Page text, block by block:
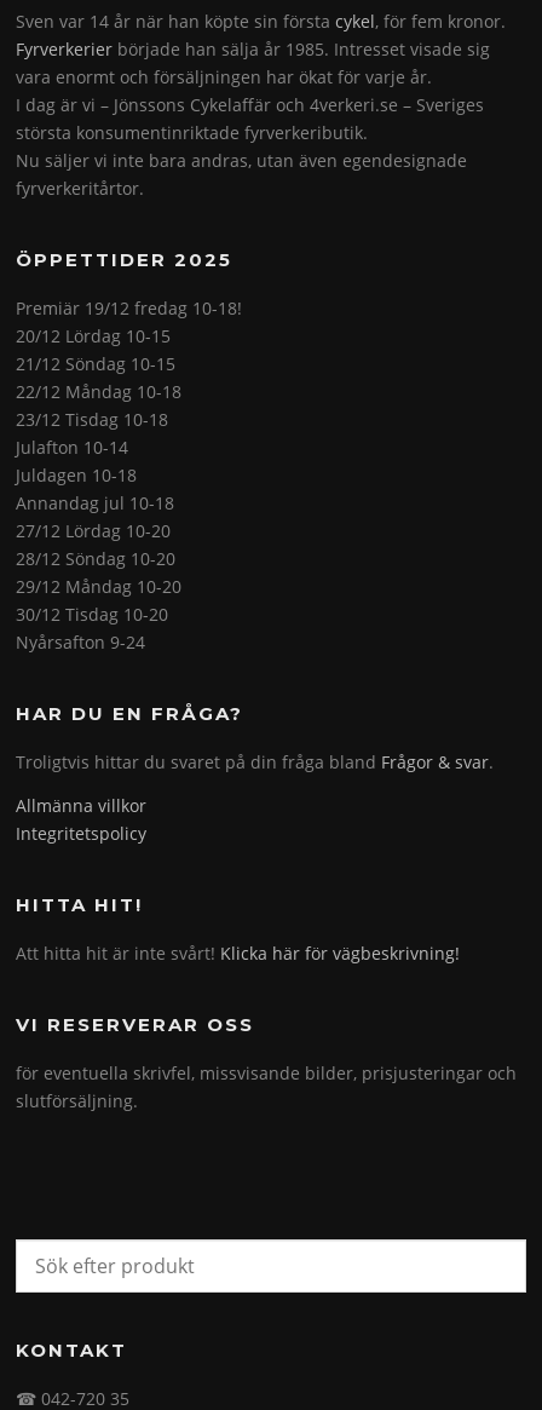
Sven var 14 år när han köpte sin förstacykel, för fem kronor.
Fyrverkerier började han sälja år 1985. Intresset visade sig
vara enormt och försäljningen har ökat för varje år.
I dag är vi – Jönssons Cykelaffär och 4verkeri.se – Sveriges
största konsumentinriktade fyrverkeributik.
Nu säljer vi inte bara andras, utan även egendesignade
fyrverkeritårtor.
ÖPPETTIDER 2025
Premiär 19/12 fredag 10-18!
20/12 Lördag 10-15
21/12 Söndag 10-15
22/12 Måndag 10-18
23/12 Tisdag 10-18
Julafton 10-14
Juldagen 10-18
Annandag jul 10-18
27/12 Lördag 10-20
28/12 Söndag 10-20
29/12 Måndag 10-20
30/12 Tisdag 10-20
Nyårsafton 9-24
HAR DU EN FRÅGA?
Troligtvis hittar du svaret på din fråga bland Frågor & svar.
Allmänna villkor
Integritetspolicy
HITTA HIT!
Att hitta hit är inte svårt! Klicka här för vägbeskrivning!
VI RESERVERAR OSS
för eventuella skrivfel, missvisande bilder, prisjusteringar och
slutförsäljning.
KONTAKT
☎ 042-720 35